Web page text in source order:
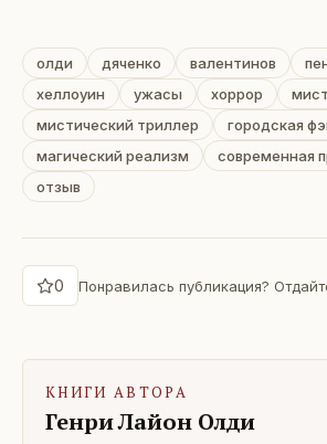
олди дяченко валентинов
хеллоуин
ужасы хоррор
мистический триллер
городская
магический реализм
современная
отзыв
0 Понравилась публикация?
КНИГИ АВТОРА
Генри Лайон Олди